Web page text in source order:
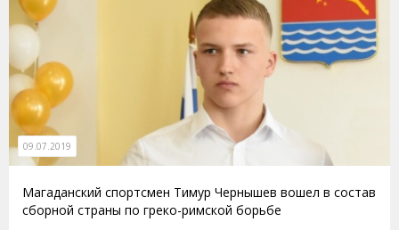
09.07.2019
Магаданский спортсмен Тимур Чернышев вошел в состав
сборной страны по греко-римской борьбе